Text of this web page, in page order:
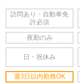
訪問あり・自動車免
許必須
夜勤のみ
日・祝休み
週3日以内勤務OK